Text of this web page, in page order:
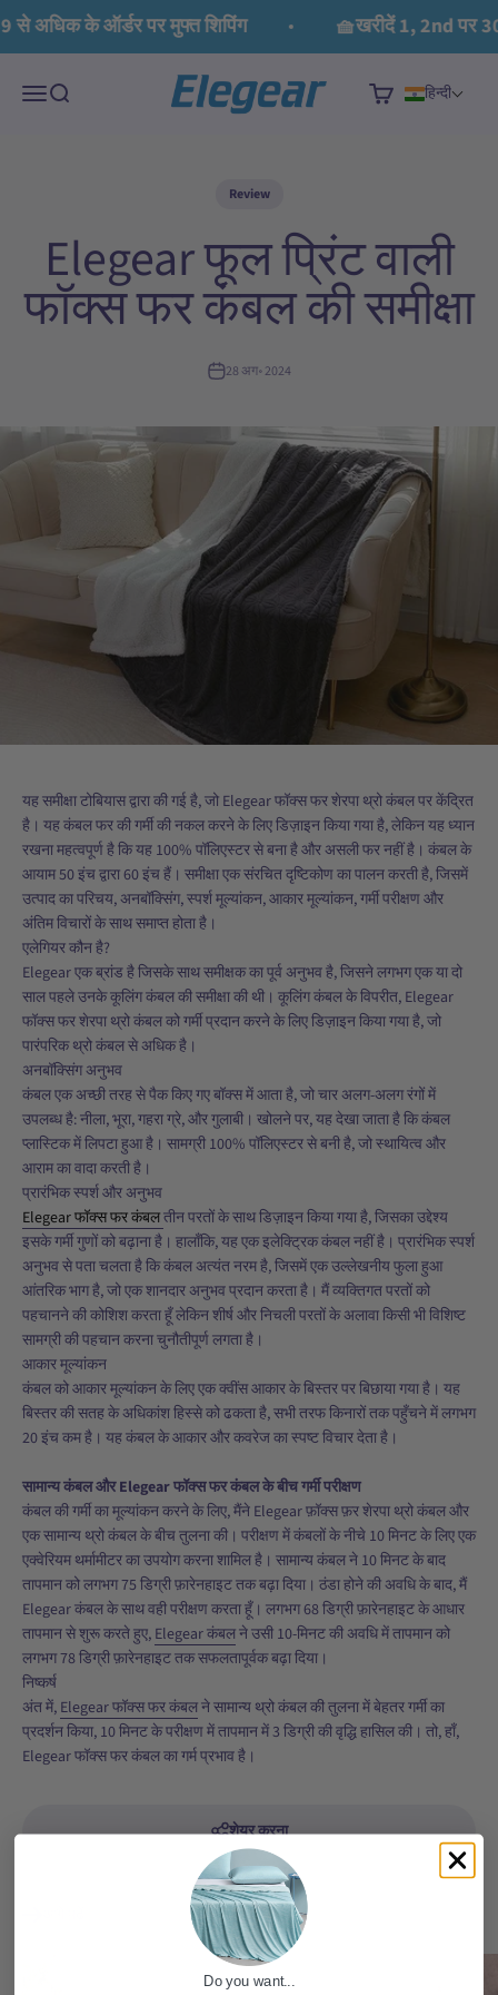
इसे छोड़कर सामग्री पर बढ़ने के लिए
अधिक के ऑर्डर पर मुफ्त शिपिंग 🧺खरीदें 1, 2nd पर
मेनू खोज Elegear कार्ट हिन्दी
Review
Elegear फूल प्रिंट वाली
फॉक्स फर कंबल की समीक्षा
28 अग॰ 2024
यह समीक्षा टोबियास द्वारा की गई है, जो Elegear फॉक्स फर शेरपा थ्रो कंबल पर केंद्रित
है। यह कंबल फर की गर्मी की नकल करने के लिए डिज़ाइन किया गया है, लेकिन यह ध्यान
रखना महत्वपूर्ण है कि यह 100% पॉलिएस्टर से बना है और असली फर नहीं है। कंबल के
आयाम 50 इंच द्वारा 60 इंच हैं। समीक्षा एक संरचित दृष्टिकोण का पालन करती है, जिसमें
उत्पाद का परिचय, अनबॉक्सिंग, स्पर्श मूल्यांकन, आकार मूल्यांकन, गर्मी परीक्षण और
अंतिम विचारों के साथ समाप्त होता है।
एलेगियर कौन है?
Elegear एक ब्रांड है जिसके साथ समीक्षक का पूर्व अनुभव है, जिसने लगभग एक या दो
साल पहले उनके कूलिंग कंबल की समीक्षा की थी। कूलिंग कंबल के विपरीत, Elegear
फॉक्स फर शेरपा थ्रो कंबल को गर्मी प्रदान करने के लिए डिज़ाइन किया गया है, जो
पारंपरिक थ्रो कंबल से अधिक है।
अनबॉक्सिंग अनुभव
कंबल एक अच्छी तरह से पैक किए गए बॉक्स में आता है, जो चार अलग-अलग रंगों में
उपलब्ध है: नीला, भूरा, गहरा ग्रे, और गुलाबी। खोलने पर, यह देखा जाता है कि कंबल
प्लास्टिक में लिपटा हुआ है। सामग्री 100% पॉलिएस्टर से बनी है, जो स्थायित्व और
आराम का वादा करती है।
प्रारंभिक स्पर्श और अनुभव
Elegear फॉक्स फर कंबलतीन परतों के साथ डिज़ाइन किया गया है, जिसका उद्देश्य
इसके गर्मी गुणों को बढ़ाना है। हालाँकि, यह एक इलेक्ट्रिक कंबल नहीं है। प्रारंभिक स्पर्श
अनुभव से पता चलता है कि कंबल अत्यंत नरम है, जिसमें एक उल्लेखनीय फुला हुआ
आंतरिक भाग है, जो एक शानदार अनुभव प्रदान करता है। मैं व्यक्तिगत परतों को
पहचानने की कोशिश करता हूँ लेकिन शीर्ष और निचली परतों के अलावा किसी भी विशिष्ट
सामग्री की पहचान करना चुनौतीपूर्ण लगता है।
आकार मूल्यांकन
कंबल को आकार मूल्यांकन के लिए एक क्वींस आकार के बिस्तर पर बिछाया गया है। यह
बिस्तर की सतह के अधिकांश हिस्से को ढकता है, सभी तरफ किनारों तक पहुँचने में लगभग
20 इंच कम है। यह कंबल के आकार और कवरेज का स्पष्ट विचार देता है।
सामान्य कंबल और Elegear फॉक्स फर कंबल के बीच गर्मी परीक्षण
कंबल की गर्मी का मूल्यांकन करने के लिए, मैंने Elegear फ़ॉक्स फ़र शेरपा थ्रो कंबल और
एक सामान्य थ्रो कंबल के बीच तुलना की। परीक्षण में कंबलों के नीचे 10 मिनट के लिए एक
एक्वेरियम थर्मामीटर का उपयोग करना शामिल है। सामान्य कंबल ने 10 मिनट के बाद
तापमान को लगभग 75 डिग्री फ़ारेनहाइट तक बढ़ा दिया। ठंडा होने की अवधि के बाद, मैं
Elegear कंबल के साथ वही परीक्षण करता हूँ। लगभग 68 डिग्री फ़ारेनहाइट के आधार
तापमान से शुरू करते हुए, Elegear कंबलने उसी 10-मिनट की अवधि में तापमान को
लगभग 78 डिग्री फ़ारेनहाइट तक सफलतापूर्वक बढ़ा दिया।
निष्कर्ष
अंत में, Elegear फॉक्स फर कंबलने सामान्य थ्रो कंबल की तुलना में बेहतर गर्मी का
प्रदर्शन किया, 10 मिनट के परीक्षण में तापमान में 3 डिग्री की वृद्धि हासिल की। तो, हाँ,
Elegear फॉक्स फर कंबल का गर्म प्रभाव है।
शेयर करना
Do you want...